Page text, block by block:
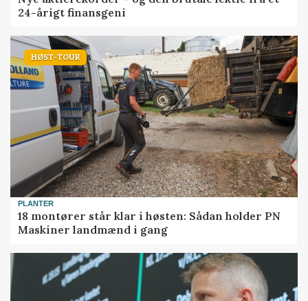
24-årigt finansgeni
HØST-TOUR
PLANTER
18 montører står klar i høsten: Sådan holder PN
Maskiner landmænd i gang